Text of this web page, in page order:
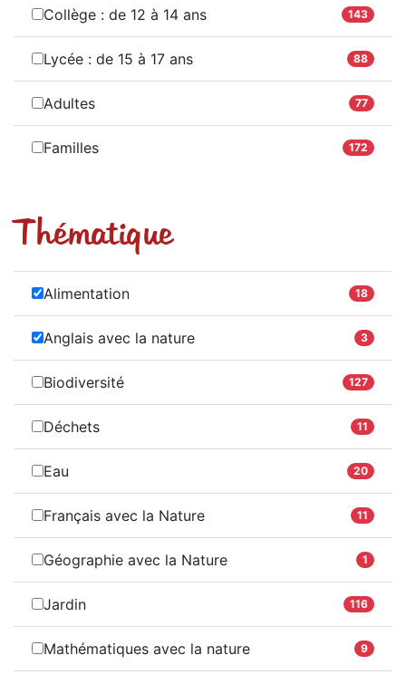
Collège : de 12 à 14 ans 143
Lycée : de 15 à 17 ans 88
Adultes 77
Familles 172
Thématique
Alimentation 18
Anglais avec la nature 3
Biodiversité 127
Déchets 11
Eau 20
Français avec la Nature 11
Géographie avec la Nature 1
Jardin 116
Mathématiques avec la nature 9